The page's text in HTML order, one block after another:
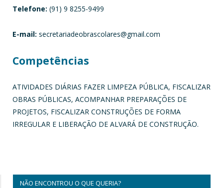
Telefone: (91) 9 8255-9499
E-mail: secretariadeobrascolares@gmail.com
Competências
ATIVIDADES DIÁRIAS FAZER LIMPEZA PÚBLICA, FISCALIZAR
OBRAS PÚBLICAS, ACOMPANHAR PREPARAÇÕES DE
PROJETOS, FISCALIZAR CONSTRUÇÕES DE FORMA
IRREGULAR E LIBERAÇÃO DE ALVARÁ DE CONSTRUÇÃO.
NÃO ENCONTROU O QUE QUERIA?